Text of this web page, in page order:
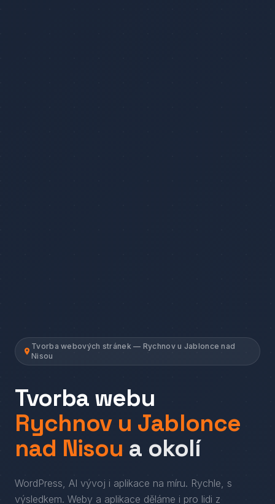
Tvorba webových stránek — Rychnov u Jablonce nad
Nisou
Tvorba webu
Rychnov u Jablonce
nad Nisou a okolí
WordPress, AI vývoj i aplikace na míru. Rychle, s
výsledkem. Weby a aplikace děláme i pro lidi z